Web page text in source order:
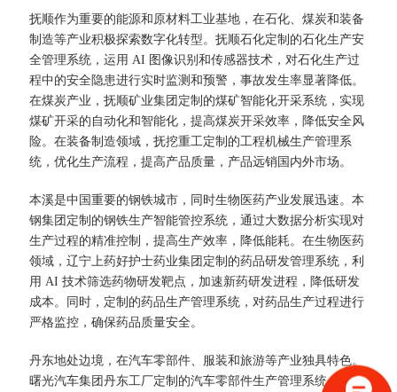
抚顺作为重要的能源和原材料工业基地，在石化、煤炭和装备
制造等产业积极探索数字化转型。抚顺石化定制的石化生产安
全管理系统，运用 AI 图像识别和传感器技术，对石化生产过
程中的安全隐患进行实时监测和预警，事故发生率显著降低。
在煤炭产业，抚顺矿业集团定制的煤矿智能化开采系统，实现
煤矿开采的自动化和智能化，提高煤炭开采效率，降低安全风
险。在装备制造领域，抚挖重工定制的工程机械生产管理系
统，优化生产流程，提高产品质量，产品远销国内外市场。​
本溪是中国重要的钢铁城市，同时生物医药产业发展迅速。本
钢集团定制的钢铁生产智能管控系统，通过大数据分析实现对
生产过程的精准控制，提高生产效率，降低能耗。在生物医药
领域，辽宁上药好护士药业集团定制的药品研发管理系统，利
用 AI 技术筛选药物研发靶点，加速新药研发进程，降低研发
成本。同时，定制的药品生产管理系统，对药品生产过程进行
严格监控，确保药品质量安全。​
丹东地处边境，在汽车零部件、服装和旅游等产业独具特色。
曙光汽车集团丹东工厂定制的汽车零部件生产管理系统，通过